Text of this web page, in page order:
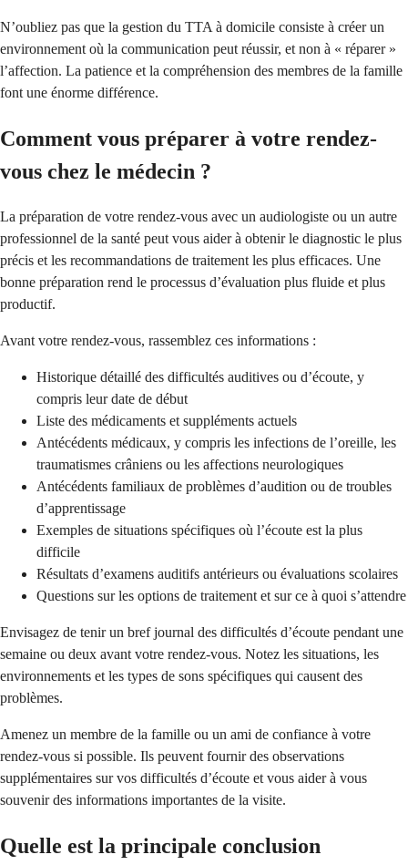
N’oubliez pas que la gestion du TTA à domicile consiste à créer un
environnement où la communication peut réussir, et non à « réparer »
l’affection. La patience et la compréhension des membres de la famille
font une énorme différence.
Comment vous préparer à votre rendez-
vous chez le médecin ?
La préparation de votre rendez-vous avec un audiologiste ou un autre
professionnel de la santé peut vous aider à obtenir le diagnostic le plus
précis et les recommandations de traitement les plus efficaces. Une
bonne préparation rend le processus d’évaluation plus fluide et plus
productif.
Avant votre rendez-vous, rassemblez ces informations :
Historique détaillé des difficultés auditives ou d’écoute, y
compris leur date de début
Liste des médicaments et suppléments actuels
Antécédents médicaux, y compris les infections de l’oreille, les
traumatismes crâniens ou les affections neurologiques
Antécédents familiaux de problèmes d’audition ou de troubles
d’apprentissage
Exemples de situations spécifiques où l’écoute est la plus
difficile
Résultats d’examens auditifs antérieurs ou évaluations scolaires
Questions sur les options de traitement et sur ce à quoi s’attendre
Envisagez de tenir un bref journal des difficultés d’écoute pendant une
semaine ou deux avant votre rendez-vous. Notez les situations, les
environnements et les types de sons spécifiques qui causent des
problèmes.
Amenez un membre de la famille ou un ami de confiance à votre
rendez-vous si possible. Ils peuvent fournir des observations
supplémentaires sur vos difficultés d’écoute et vous aider à vous
souvenir des informations importantes de la visite.
Quelle est la principale conclusion